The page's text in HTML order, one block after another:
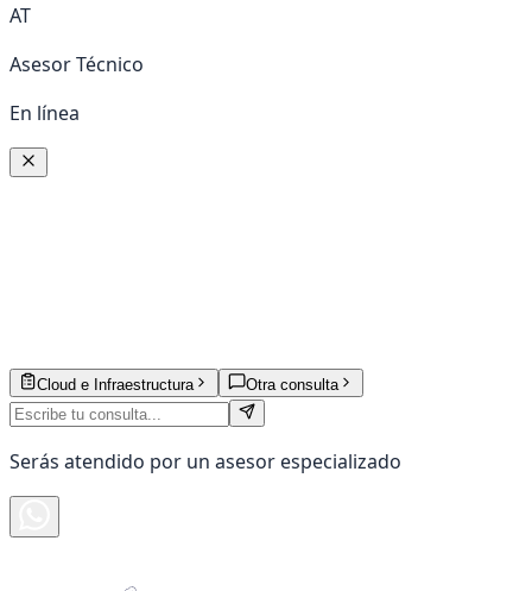
AT
Asesor Técnico
En línea
Cloud e Infraestructura Otra consulta
Serás atendido por un asesor especializado